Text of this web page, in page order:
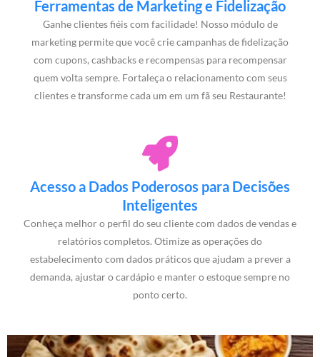
Ferramentas de Marketing e Fidelização
Ganhe clientes fiéis com facilidade! Nosso módulo de
marketing permite que você crie campanhas de fidelização
com cupons, cashbacks e recompensas para recompensar
quem volta sempre. Fortaleça o relacionamento com seus
clientes e transforme cada um em um fã seu Restaurante!
Acesso a Dados Poderosos para Decisões
Inteligentes
Conheça melhor o perfil do seu cliente com dados de vendas e
relatórios completos. Otimize as operações do
estabelecimento com dados práticos que ajudam a prever a
demanda, ajustar o cardápio e manter o estoque sempre no
ponto certo.